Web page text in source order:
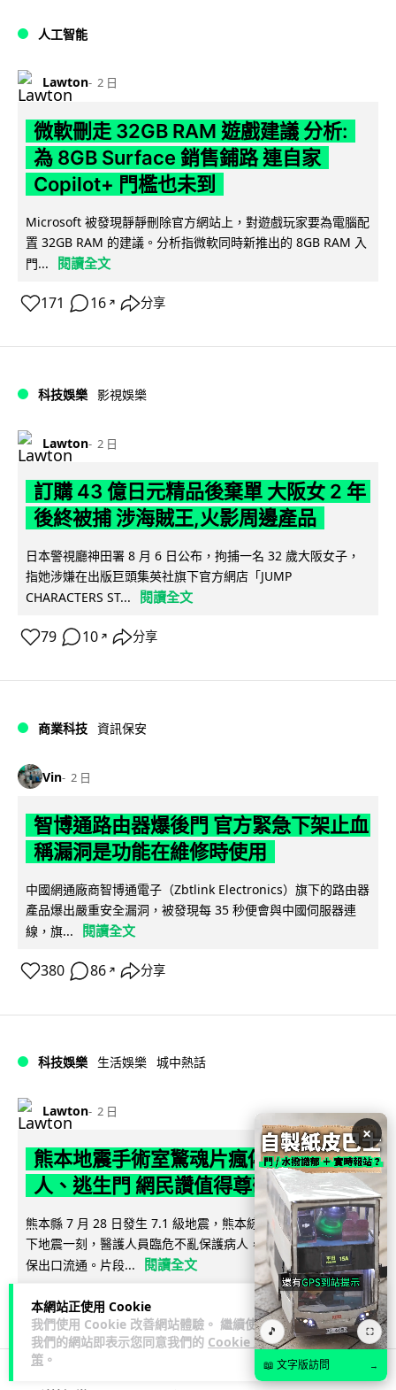
本網站正使用 Cookie
我們使用 Cookie 改善網站體驗。 繼續使用
我們的網站即表示您同意我們的 Cookie 政
策 。
人工智能
Lawton 2 日
微軟刪走 32GB RAM 遊戲建議 分析:
為 8GB Surface 銷售鋪路 連自家
Copilot+ 門檻也未到
Microsoft 被發現靜靜刪除官方網站上，對遊戲玩家要為電腦配
置 32GB RAM 的建議。分析指微軟同時新推出的 8GB RAM 入
門...
閱讀全文
171 16 ↗ 分享
科技娛樂 影視娛樂
Lawton 2 日
訂購 43 億日元精品後棄單 大阪女 2 年
後終被捕 涉海賊王,火影周邊產品
日本警視廳神田署 8 月 6 日公布，拘捕一名 32 歲大阪女子，
指她涉嫌在出版巨頭集英社旗下官方網店「JUMP
CHARACTERS ST...
閱讀全文
79 10 ↗ 分享
商業科技 資訊保安
Vin 2 日
智博通路由器爆後門 官方緊急下架止血
稱漏洞是功能在維修時使用
中國網通廠商智博通電子（Zbtlink Electronics）旗下的路由器
產品爆出嚴重安全漏洞，被發現每 35 秒便會與中國伺服器連
線，旗...
閱讀全文
380 86 ↗ 分享
科技娛樂 生活娛樂 城中熱話
Lawton 2 日
熊本地震手術室驚魂片瘋傳 醫護保護病
人、逃生門 網民讚值得尊敬
熊本縣 7 月 28 日發生 7.1 級地震，熊本綜合醫院手術室鏡頭拍
下地震一刻，醫護人員臨危不亂保護病人，更馬上開逃生門確
保出口流通。片段...
閱讀全文
71 25↗ 分享
×
🎵 ⛶
📖 文字版訪問 →